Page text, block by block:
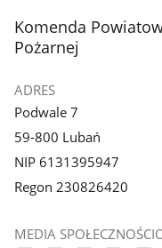
stopka
Komenda
Pożarnej
ADRES
Podwale 7
59-800 Lubań
NIP 6131395947
Regon 230826420
MEDIA